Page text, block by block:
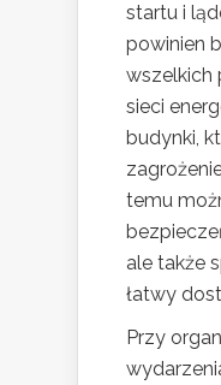
startu i
powinien
wszelkich
sieci
budynki,
temu
ale także
łatwy
Przy